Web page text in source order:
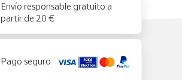
Envío responsable gratuito a
partir de 20 €
Pago seguro